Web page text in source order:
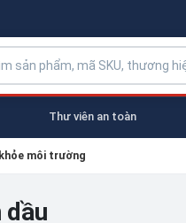
Thư viên an toàn
môi trường
dầu